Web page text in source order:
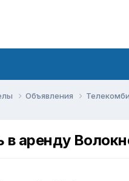
Объявления
в аренду